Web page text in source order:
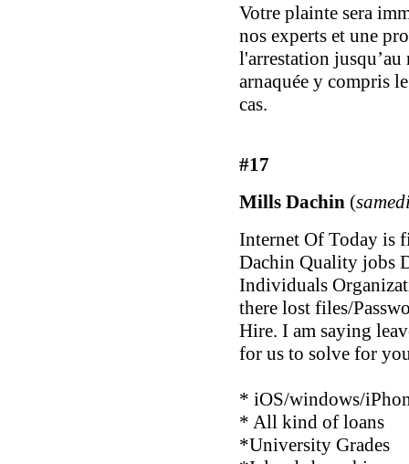
Votre plainte sera
nos experts et une
l'arrestation jusqu’au
arnaquée y compris
cas.
#17
Mills Dachin (
Internet Of Today is
Dachin Quality jobs
Individuals
there lost files/
Hire. I am saying
for us to solve for
* iOS/windows/
* All kind of loans
*University Grades